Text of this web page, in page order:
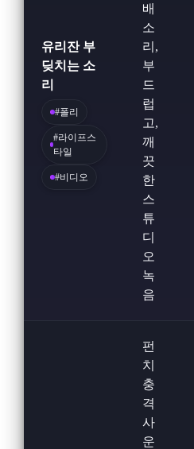
유리잔 부
딪치는 소
리
#폴리
#라이프스
타일
#비디오
배
소
리,
부
드
럽
고,
깨
끗
한
스
튜
디
오
녹
음
펀
치
충
격
사
운